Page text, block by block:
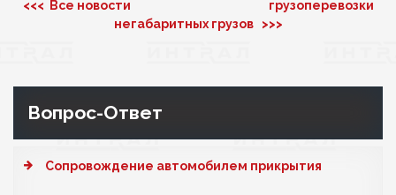
<<< Все новости
грузоперевозки
негабаритных грузов >>>
Вопрос-Ответ
Cопровождение автомобилем прикрытия